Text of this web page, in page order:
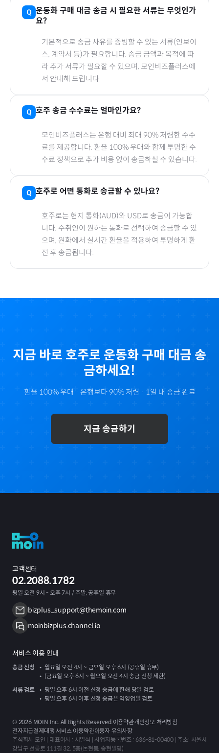
운동화구매 대금 송금 시 필요한 서류는 무엇인가
요?
기본적으로 송금 사유를 증빙할 수 있는 서류(인보이
스, 계약서 등)가 필요합니다. 송금 금액과 목적에 따
라 추가 서류가 필요할 수 있으며, 모인비즈플러스에
서 안내해 드립니다.
호주 송금 수수료는 얼마인가요?
모인비즈플러스는 은행 대비 최대 90% 저렴한 수수
료를 제공합니다. 환율 100% 우대와 함께 투명한 수
수료 정책으로 추가 비용 없이 송금하실 수 있습니다.
호주로 어떤 통화로 송금할 수 있나요?
호주로는 현지 통화(AUD)와 USD로 송금이 가능합
니다. 수취인이 원하는 통화로 선택하여 송금할 수 있
으며, 원화에서 실시간 환율을 적용하여 투명하게 환
전 후 송금됩니다.
지금 바로 호주로 운동화 구매 대금 송
금하세요!
환율 100% 우대 · 은행보다 90% 저렴 · 1일 내 송금 완료
지금 송금하기
고객센터
02.2088.1782
평일 오전 9시 - 오후 7시 / 주말, 공휴일 휴무
bizplus_support@themoin.com
moinbizplus.channel.io
서비스 이용 안내
송금 신청
월요일 오전 4시 ~ 금요일 오후 6시 (공휴일 휴무)
(금요일 오후 6시 ~ 월요일 오전 4시 송금 신청 제한)
서류 검토
평일 오후 6시 이전 신청 송금에 한해 당일 검토
평일 오후 6시 이후 신청 송금은 익영업일 검토
© 2026MOIN Inc. All Rights Reserved.이용약관개인정보 처리방침
전자지급결제대행 서비스 이용약관이용자 유의사항
주식회사 모인 | 대표이사 : 서일석 | 사업자등록번호 : 636-81-00400 | 주소: 서울시
강남구 선릉로 111길 32, 5층(논현동, 송현빌딩)